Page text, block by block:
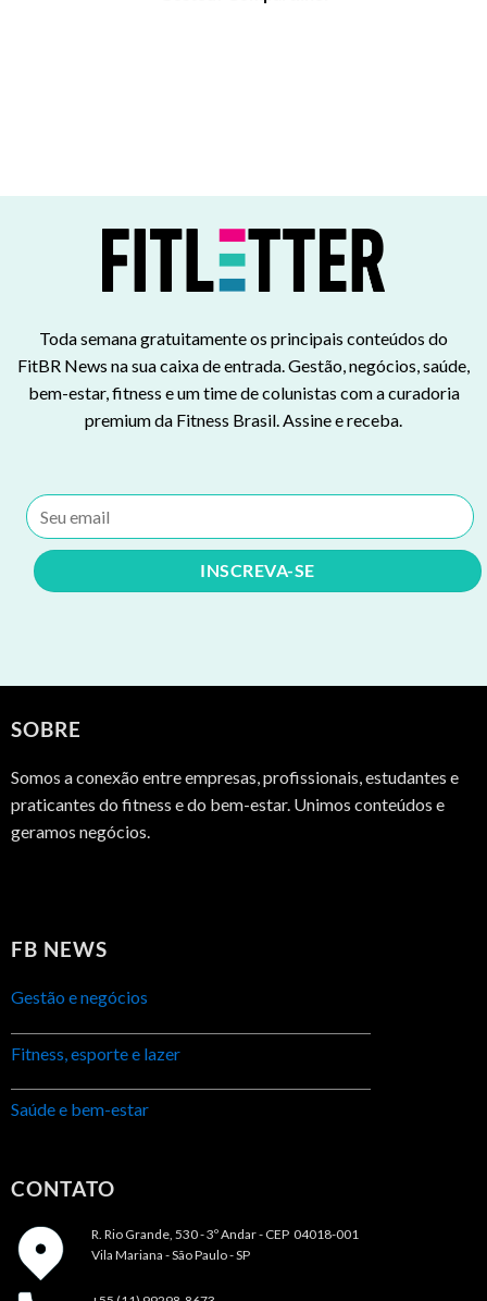
Toda semana gratuitamente os principais conteúdos do
FitBR News na sua caixa de entrada. Gestão, negócios, saúde,
bem-estar, fitness e um time de colunistas com a curadoria
premium da Fitness Brasil. Assine e receba.
SOBRE
Somos a conexão entre empresas, profissionais, estudantes e
praticantes do fitness e do bem-estar. Unimos conteúdos e
geramos negócios.
FB NEWS
Gestão e negócios
Fitness, esporte e lazer
Saúde e bem-estar
CONTATO
R. Rio Grande, 530 - 3º Andar - CEP 04018-001
Vila Mariana - São Paulo - SP